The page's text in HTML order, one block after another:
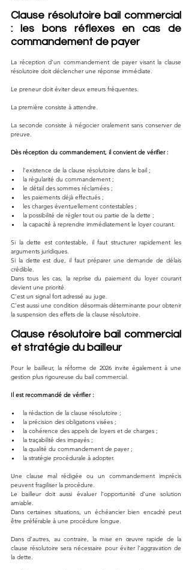
Clause résolutoire bail commercial
: les bons réflexes en cas de
commandement de payer
La réception d’un commandement de payer visant la clause
résolutoire doit déclencher une réponse immédiate.
Le preneur doit éviter deux erreurs fréquentes.
La première consiste à attendre.
La seconde consiste à négocier oralement sans conserver de
preuve.
Dès réception du commandement, il convient de vérifier :
l’existence de la clause résolutoire dans le bail ;
la régularité du commandement ;
le détail des sommes réclamées ;
les paiements déjà effectués ;
les charges éventuellement contestables ;
la possibilité de régler tout ou partie de la dette ;
la capacité à reprendre immédiatement le loyer courant.
Si la dette est contestable, il faut structurer rapidement les
arguments juridiques.
Si la dette est due, il faut préparer une demande de délais
crédible.
Dans tous les cas, la reprise du paiement du loyer courant
devient une priorité.
C’est un signal fort adressé au juge.
C’est aussi une condition désormais déterminante pour obtenir
la suspension des effets de la clause résolutoire.
Clause résolutoire bail commercial
et stratégie du bailleur
Pour le bailleur, la réforme de 2026 invite également à une
gestion plus rigoureuse du bail commercial.
Il est recommandé de vérifier :
la rédaction de la clause résolutoire ;
la précision des obligations visées ;
la cohérence des appels de loyers et de charges ;
la traçabilité des impayés ;
la qualité du commandement de payer ;
la stratégie procédurale à adopter.
Une clause mal rédigée ou un commandement imprécis
peuvent fragiliser la procédure.
Le bailleur doit aussi évaluer l’opportunité d’une solution
amiable.
Dans certaines situations, un échéancier bien encadré peut
être préférable à une procédure longue.
Dans d’autres, au contraire, la mise en œuvre rapide de la
clause résolutoire sera nécessaire pour éviter l’aggravation de
la dette.